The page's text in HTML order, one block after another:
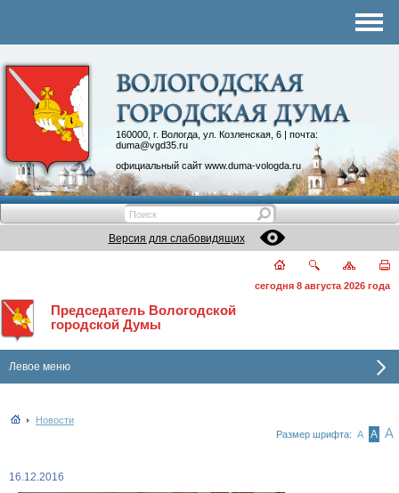
160000, г. Вологда, ул. Козленская, 6 | почта:
duma@vgd35.ru
официальный сайт www.duma-vologda.ru
Контакты
Депутатские объединения
Версия для слабовидящих
сегодня 8 августа 2026 года
Председатель Вологодской
городской Думы
Левое меню
Новости
Размер шрифта: А А А
16.12.2016